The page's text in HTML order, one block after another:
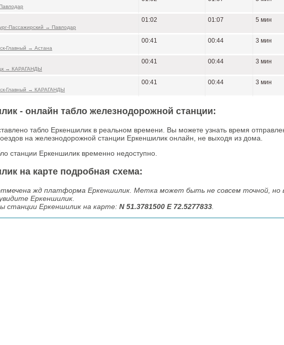
Пассажирский → Павлодар
01:02 01:07 5 мин
Главный → Астана
00:41 00:44 3 мин
→ КАРАГАНДЫ
00:41 00:44 3 мин
Главный → КАРАГАНДЫ
00:41 00:44 3 мин
- онлайн табло железнодорожной станции:
табло Еркеншилик в реальном времени. Вы можете узнать время
на железнодорожной станции Еркеншилик онлайн, не выходя из дома.
станции Еркеншилик временно недоступно.
на карте подробная схема:
жд платформа Еркеншилик. Метка может быть не совсем точной, но
Еркеншилик.
станции Еркеншилик на карте: N 51.3781500 E 72.5277833